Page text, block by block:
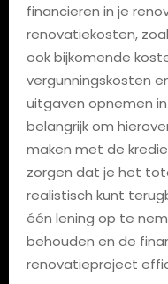
financieren in je
renovatiekosten,
ook bijkomende
vergunningskosten
uitgaven opnemen
belangrijk om
maken met de
zorgen dat je het
realistisch kunt
één lening op te
behouden en de
renovatieproject